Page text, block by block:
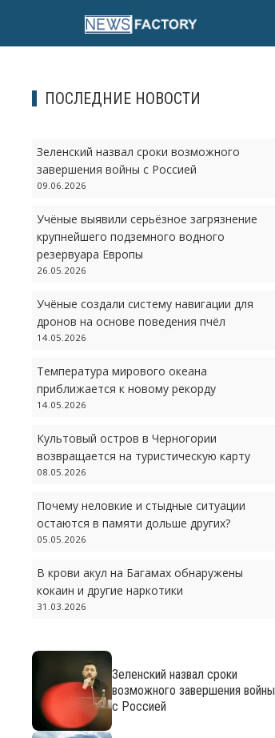
content
ПОСЛЕДНИЕ НОВОСТИ
Зеленский назвал сроки возможного
завершения войны с Россией
09.06.2026
Учёные выявили серьёзное загрязнение
крупнейшего подземного водного
резервуара Европы
26.05.2026
Учёные создали систему навигации для
дронов на основе поведения пчёл
14.05.2026
Температура мирового океана
приближается к новому рекорду
14.05.2026
Культовый остров в Черногории
возвращается на туристическую карту
08.05.2026
Почему неловкие и стыдные ситуации
остаются в памяти дольше других?
05.05.2026
В крови акул на Багамах обнаружены
кокаин и другие наркотики
31.03.2026
Зеленский назвал сроки
возможного завершения войны
с Россией